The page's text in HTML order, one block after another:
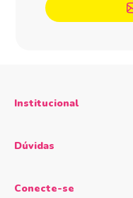
Institucional
Dúvidas
Conecte-se